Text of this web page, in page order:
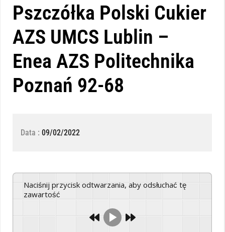
Pszczółka Polski Cukier
AZS UMCS Lublin –
Enea AZS Politechnika
Poznań 92-68
Data : 09/02/2022
Naciśnij przycisk odtwarzania, aby odsłuchać tę
zawartość